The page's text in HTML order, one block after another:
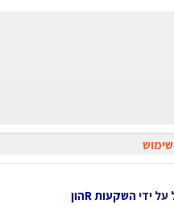
שימוש
על ידי השקעות Rהון